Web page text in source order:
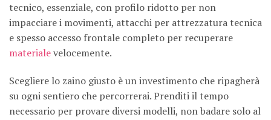
tecnico, essenziale, con profilo ridotto per non
impacciare i movimenti, attacchi per attrezzatura tecnica
e spesso accesso frontale completo per recuperare
materialevelocemente.
Scegliere lo zaino giusto è un investimento che ripagherà
su ogni sentiero che percorrerai. Prenditi il tempo
necessario per provare diversi modelli, non badare solo al